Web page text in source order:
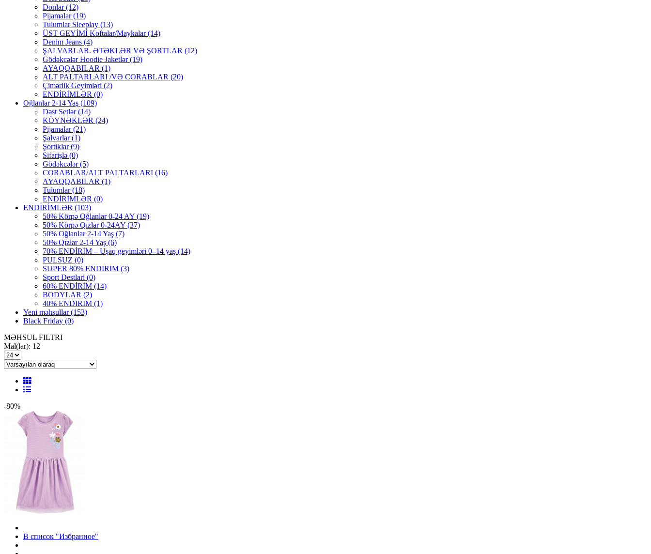
Donlar(12)
Pijamalar(19)
Tulumlar Sleeplay (13)
ÜST GEYİMİ Koftalar/Maykalar(14)
Denim Jeans (4)
ŞALVARLAR. ƏTƏKLƏR VƏ ŞORTLAR (12)
Gödəkcələr Hoodie Jaketlər(19)
AYAQQABILAR (1)
ALT PALTARLARI /VƏ CORABLAR (20)
Çimərlik Geyimləri (2)
ENDİRİMLƏR (0)
Oğlanlar 2-14 Yaş (109)
Dəst Setlər(14)
KÖYNƏKLƏR (24)
Pijamalar(21)
Şalvarlar(1)
Şortiklar(9)
Sifarişlə (0)
Gödəkcələr(5)
CORABLAR/ALT PALTARLARI (16)
AYAQQABILAR (1)
Tulumlar(18)
ENDİRİMLƏR (0)
ENDİRİMLƏR (103)
50% Körpə Oğlanlar 0-24 AY (19)
50% Körpə Qızlar 0-24AY (37)
50% Oğlanlar 2-14 Yaş (7)
50% Qızlar 2-14 Yaş (6)
70% ENDİRİM – Uşaq geyimləri 0–14 yaş (14)
PULSUZ (0)
SUPER 80% ENDIRIM (3)
Sport Destlari (0)
60% ENDİRİM (14)
BODYLAR (2)
40% ENDIRIM (1)
Yeni məhsullar(153)
Black Friday (0)
MƏHSUL FILTRI
Mal(lar): 12
-80%
В список "Избранное"